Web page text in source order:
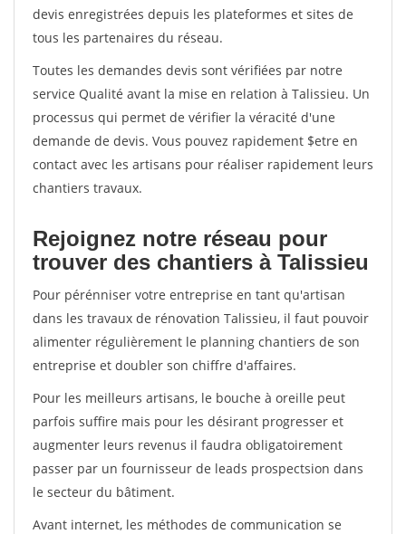
devis enregistrées depuis les plateformes et sites de
tous les partenaires du réseau.
Toutes les demandes devis sont vérifiées par notre
service Qualité avant la mise en relation à Talissieu. Un
processus qui permet de vérifier la véracité d'une
demande de devis. Vous pouvez rapidement $etre en
contact avec les artisans pour réaliser rapidement leurs
chantiers travaux.
Rejoignez notre réseau pour
trouver des chantiers à Talissieu
Pour pérénniser votre entreprise en tant qu'artisan
dans les travaux de rénovation Talissieu, il faut pouvoir
alimenter régulièrement le planning chantiers de son
entreprise et doubler son chiffre d'affaires.
Pour les meilleurs artisans, le bouche à oreille peut
parfois suffire mais pour les désirant progresser et
augmenter leurs revenus il faudra obligatoirement
passer par un fournisseur de leads prospectsion dans
le secteur du bâtiment.
Avant internet, les méthodes de communication se